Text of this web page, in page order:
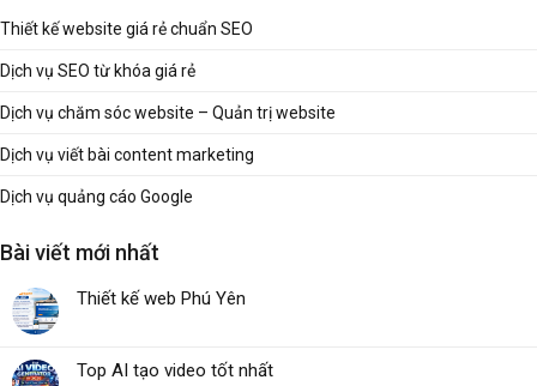
Thiết kế website giá rẻ chuẩn SEO
Dịch vụ SEO từ khóa giá rẻ
Dịch vụ chăm sóc website – Quản trị website
Dịch vụ viết bài content marketing
Dịch vụ quảng cáo Google
Bài viết mới nhất
Thiết kế web Phú Yên
Top AI tạo video tốt nhất